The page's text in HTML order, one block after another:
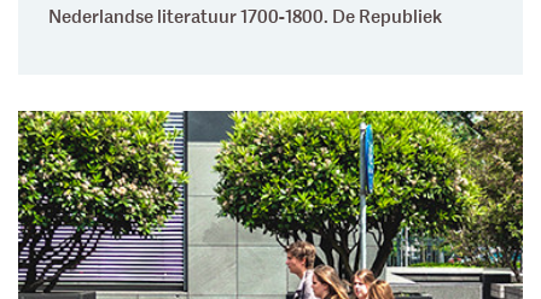
Nederlandse literatuur 1700-1800. De Republiek